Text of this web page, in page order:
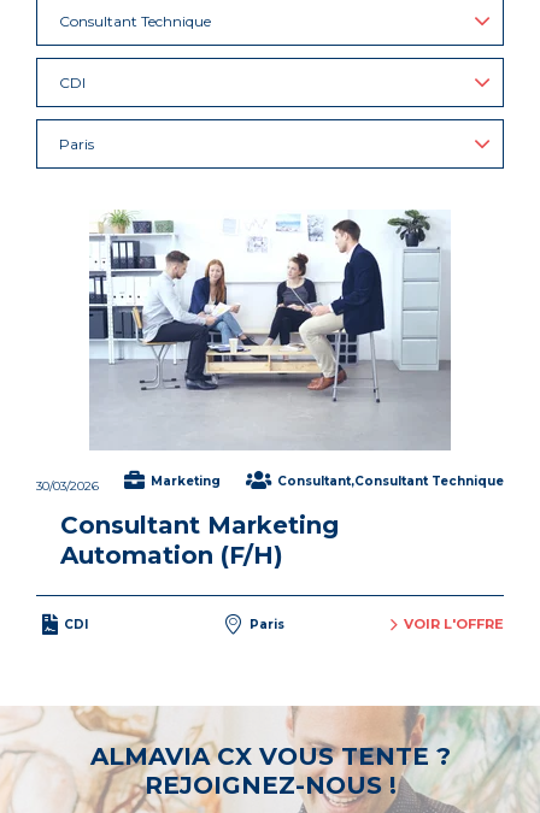
Consultant Technique
CDI
Paris
30/03/2026 Marketing Consultant,Consultant Technique
Consultant Marketing
Automation (F/H)
CDI Paris VOIR L'OFFRE
ALMAVIA CX VOUS TENTE ?
REJOIGNEZ-NOUS !